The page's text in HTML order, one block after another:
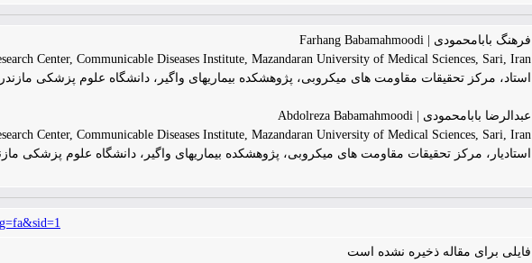
فرهنگ بابامحمودی | Farhang Babamahmoodi
Center, Communicable Diseases Institute, Mazandaran University of Medical Sciences, Sari, Iran
استاد، مرکز تحقیقات مقاومت های میکروبی، پژوهشکده بیماریهای واگیر، دانشگاه علوم پزشکی
عبدالرضا بابامحمودی | Abdolreza Babamahmoodi
Center, Communicable Diseases Institute, Mazandaran University of Medical Sciences, Sari, Iran
استادیار، مرکز تحقیقات مقاومت های میکروبی، پژوهشکده بیماریهای واگیر، دانشگاه علوم پزشکی
فایلی برای مقاله ذخیره نشده است